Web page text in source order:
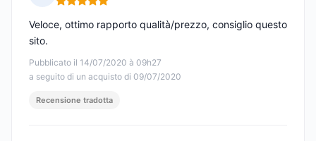
Nota: 5 su 5
Pubblicato il 14/07/2020 à 09h27
a seguito di un acquisto di 09/07/2020
Veloce, ottimo rapporto qualità/prezzo, consiglio questo
sito.
Recensione tradotta